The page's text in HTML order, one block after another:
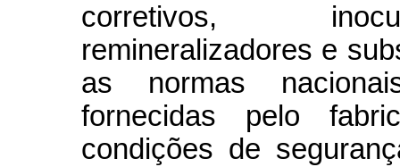
corretivos,
remineralizadores e
as normas
fornecidas pelo
condições de